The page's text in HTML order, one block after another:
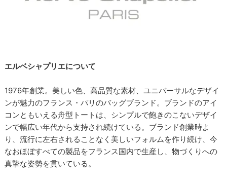
エルベシャプリエについて
1976年創業。美しい色、高品質な素材、ユニバーサルなデザイ
ンが魅力のフランス・パリのバッグブランド。ブランドのアイ
コンともいえる舟型トートは、シンプルで飽きのこないデザイ
ンで幅広い年代から支持され続けている。ブランド創業時よ
り、流行に左右されることなく美しいフォルムを作り続け、今
なおほぼすべての製品をフランス国内で生産し、物づくりへの
真摯な姿勢を貫いている。